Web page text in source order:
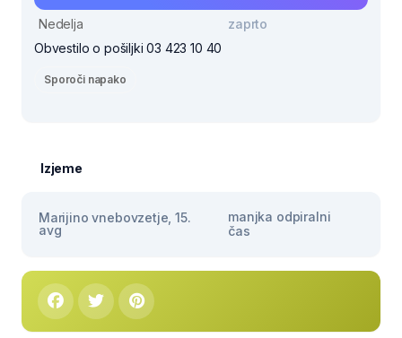
Nedelja
zaprto
Obvestilo o pošiljki 03 423 10 40
Sporoči napako
Izjeme
Marijino vnebovzetje, 15.
avg
manjka odpiralni
čas